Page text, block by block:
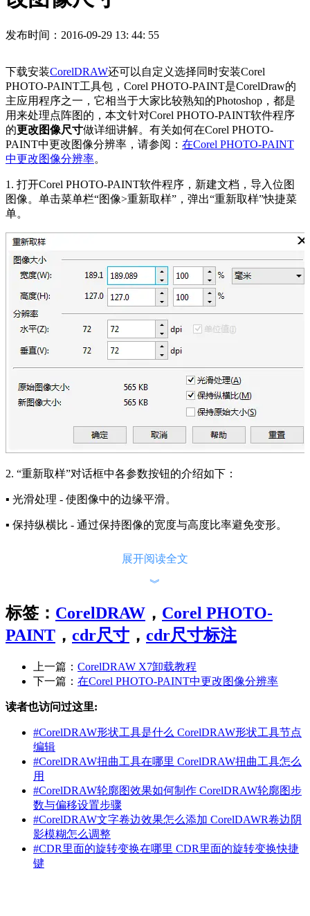
发布时间：2016-09-29 13: 44: 55
下载安装CorelDRAW还可以自定义选择同时安装Corel
PHOTO-PAINT工具包，Corel PHOTO-PAINT是CorelDraw的
主应用程序之一，它相当于大家比较熟知的Photoshop，都是
用来处理点阵图的，本文针对Corel PHOTO-PAINT软件程序
的更改图像尺寸做详细讲解。有关如何在Corel PHOTO-
PAINT中更改图像分辨率，请参阅： 在Corel PHOTO-PAINT
中更改图像分辨率。
1. 打开Corel PHOTO-PAINT软件程序，新建文档，导入位图
图像。单击菜单栏“图像>重新取样”，弹出“重新取样”快捷菜
单。
2. “重新取样”对话框中各参数按钮的介绍如下：
▪ 光滑处理 - 使图像中的边缘平滑。
▪ 保持纵横比 - 通过保持图像的宽度与高度比率避免变形。
3. 在“图像大小”区域的下列某对框中输入相应值：
▪ 宽度 %和高度 % - 可以将图像大小调整为原始大小百分比。
可以更改图像的高度和宽度，而不用更改分辨率。从左到右依
次为：较小尺度的图像、原始图像、较大尺度的图像。
通过增大或缩小图像的高度和宽度，可以更改图像的实际尺
度。增大图像尺度时，应用程序会在现有像素之间插入新的像
素，像素的颜色基于相邻像素的颜色。如果显著增大图像尺
度，则图像可能会出现延展和像素化等情况。
屏幕上的图像大小取决于图像的像素高度和宽度、缩放级别以
展开阅读全文
︾
标签： CorelDRAW ， Corel PHOTO-
PAINT ， cdr尺寸 ， cdr尺寸标注
上一篇： CorelDRAW X7卸载教程
下一篇： 在Corel PHOTO-PAINT中更改图像分辨率
读者也访问过这里:
#CorelDRAW形状工具是什么 CorelDRAW形状工具节点
编辑
#CorelDRAW扭曲工具在哪里 CorelDRAW扭曲工具怎么
用
#CorelDRAW轮廓图效果如何制作 CorelDRAW轮廓图步
数与偏移设置步骤
#CorelDRAW文字卷边效果怎么添加 CorelDAWR卷边阴
影模糊怎么调整
#CDR里面的旋转变换在哪里 CDR里面的旋转变换快捷
键